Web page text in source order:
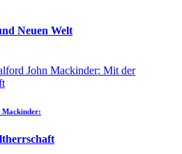
Neuen Welt
Mackinder: